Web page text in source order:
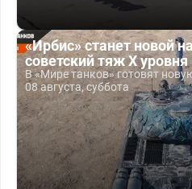
«Ирбис» станет новой
советский тяж X
В «Мире танков» готовят
08 августа, суббота